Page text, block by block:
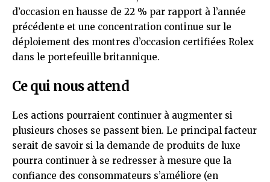
d’occasion en hausse de 22 % par rapport à l’année
précédente et une concentration continue sur le
déploiement des montres d’occasion certifiées Rolex
dans le portefeuille britannique.
Ce qui nous attend
Les actions pourraient continuer à augmenter si
plusieurs choses se passent bien. Le principal facteur
serait de savoir si la demande de produits de luxe
pourra continuer à se redresser à mesure que la
confiance des consommateurs s’améliore (en